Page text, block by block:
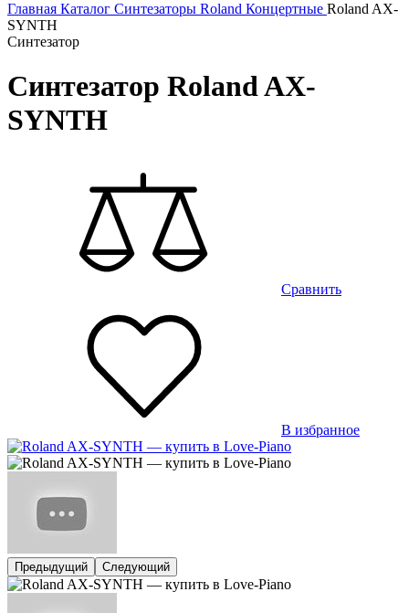
Главная Каталог Синтезаторы Roland Концертные Roland AX-
SYNTH
Синтезатор
Синтезатор Roland AX-
SYNTH
Сравнить
В избранное
Предыдущий Следующий